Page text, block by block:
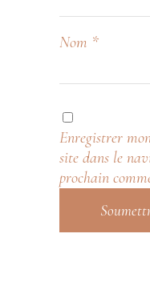
Nom *
Enregistrer
site dans le
prochain